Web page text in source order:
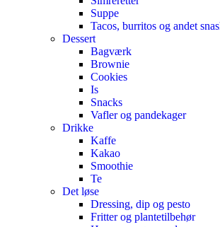
Suppe
Tacos, burritos og andet
Dessert
Bagværk
Brownie
Cookies
Is
Snacks
Vafler og pandekager
Drikke
Kaffe
Kakao
Smoothie
Te
Det løse
Dressing, dip og pesto
Fritter og plantetilbehør